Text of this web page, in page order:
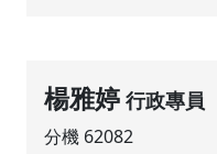
楊雅婷 行政專員
分機 62082